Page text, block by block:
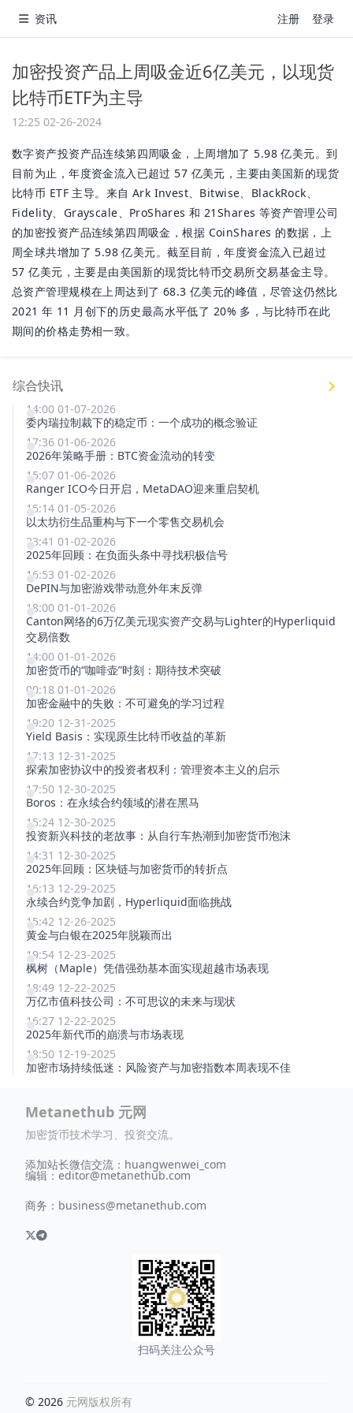
资讯 注册 登录
加密投资产品上周吸金近6亿美元，以现货
比特币ETF为主导
12:25 02-26-2024
数字资产投资产品连续第四周吸金，上周增加了 5.98 亿美元。到
目前为止，年度资金流入已超过 57 亿美元，主要由美国新的现货
比特币 ETF 主导。来自 Ark Invest、Bitwise、BlackRock、
Fidelity、Grayscale、ProShares 和 21Shares 等资产管理公司
的加密投资产品连续第四周吸金，根据 CoinShares 的数据，上
周全球共增加了 5.98 亿美元。截至目前，年度资金流入已超过
57 亿美元，主要是由美国新的现货比特币交易所交易基金主导。
总资产管理规模在上周达到了 68.3 亿美元的峰值，尽管这仍然比
2021 年 11 月创下的历史最高水平低了 20% 多，与比特币在此
期间的价格走势相一致。
综合快讯
14:00 01-07-2026
委内瑞拉制裁下的稳定币：一个成功的概念验证
17:36 01-06-2026
2026年策略手册：BTC资金流动的转变
15:07 01-06-2026
Ranger ICO今日开启，MetaDAO迎来重启契机
15:14 01-05-2026
以太坊衍生品重构与下一个零售交易机会
23:41 01-02-2026
2025年回顾：在负面头条中寻找积极信号
16:53 01-02-2026
DePIN与加密游戏带动意外年末反弹
18:00 01-01-2026
Canton网络的6万亿美元现实资产交易与Lighter的Hyperliquid
交易倍数
14:00 01-01-2026
加密货币的“咖啡壶”时刻：期待技术突破
00:18 01-01-2026
加密金融中的失败：不可避免的学习过程
19:20 12-31-2025
Yield Basis：实现原生比特币收益的革新
17:13 12-31-2025
探索加密协议中的投资者权利：管理资本主义的启示
17:50 12-30-2025
Boros：在永续合约领域的潜在黑马
15:24 12-30-2025
投资新兴科技的老故事：从自行车热潮到加密货币泡沫
14:31 12-30-2025
2025年回顾：区块链与加密货币的转折点
16:13 12-29-2025
永续合约竞争加剧，Hyperliquid面临挑战
15:42 12-26-2025
黄金与白银在2025年脱颖而出
19:54 12-23-2025
枫树（Maple）凭借强劲基本面实现超越市场表现
18:49 12-22-2025
万亿市值科技公司：不可思议的未来与现状
16:27 12-22-2025
2025年新代币的崩溃与市场表现
18:50 12-19-2025
加密市场持续低迷：风险资产与加密指数本周表现不佳
Metanethub 元网
加密货币技术学习、投资交流。
添加站长微信交流：huangwenwei_com
编辑：editor@metanethub.com
商务： business@metanethub.com
扫码关注公众号
© 2026 元网版权所有